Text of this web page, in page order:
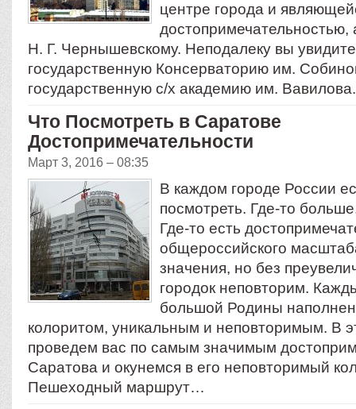
центре города и
достопримечательностью,
Н. Г. Чернышевскому. Неподалеку вы
государственную Консерваторию им.
государственную с/х академию им.
Что Посмотреть в Саратове
Достопримечательности
Март 3, 2016 – 08:35
В каждом городе России
посмотреть. Где-то
Где-то есть
общероссийского
значения, но без
городок неповторим.
большой Родины
колоритом, уникальным и неповторимым. В
проведем вас по самым значимым
Саратова и окунемся в его неповторимый
Пешеходный маршрут…